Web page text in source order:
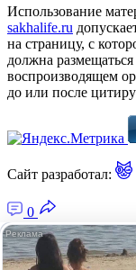
Использование
sakhalife.ru
на страницу, с
должна
воспроизводящем
до или после
Сайт разработал:
0